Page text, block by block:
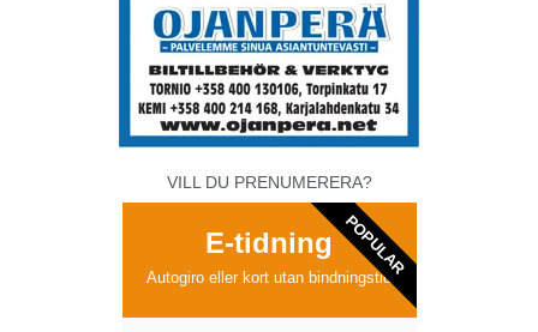
VILL DU PRENUMERERA?
E-tidning
Autogiro eller kort utan bindningstid
POPULAR